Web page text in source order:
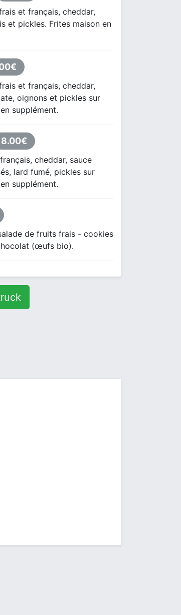
et français, cheddar,
et pickles. Frites maison en
et français, cheddar,
oignons et pickles sur
supplément.
8.00€
cheddar, sauce
lard fumé, pickles sur
supplément.
de fruits frais - cookies
(œufs bio).